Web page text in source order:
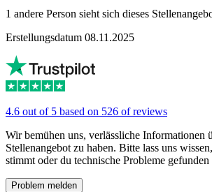
1 andere Person sieht sich dieses
Erstellungsdatum 08.11.2025
4.6 out of 5 based on 526 of reviews
Wir bemühen uns, verlässliche Informationen
Stellenangebot zu haben. Bitte lass uns
stimmt oder du technische Probleme gefunden
Problem melden